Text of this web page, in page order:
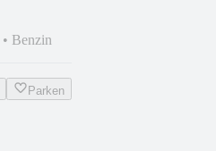
• Benzin
Parken